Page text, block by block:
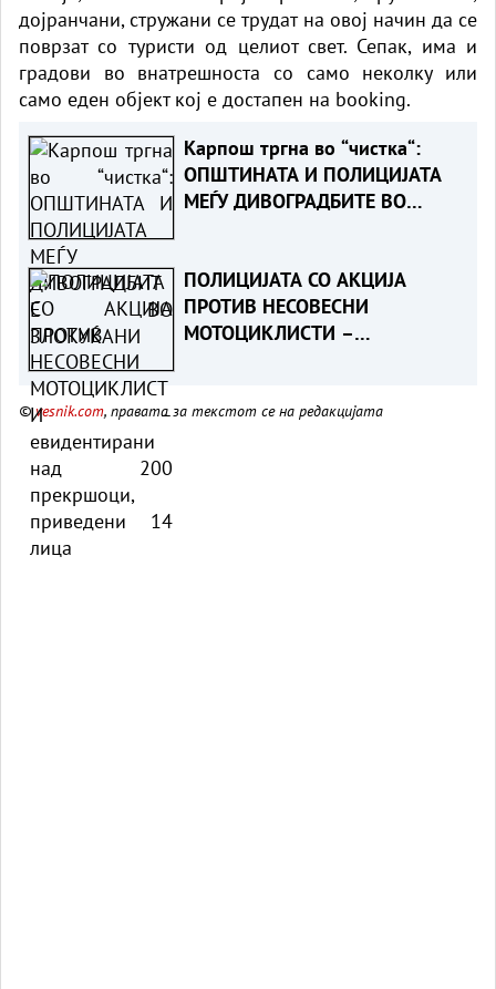
дојранчани, стружани се трудат на овој начин да се
поврзат со туристи од целиот свет. Сепак, има и
градови во внатрешноста со само неколку или
само еден објект кој е достапен на booking.
Карпош тргна во “чистка“:
ОПШТИНАТА И ПОЛИЦИЈАТА
МЕЃУ ДИВОГРАДБИТЕ ВО
ПОЛИЦИЈАТА СО АКЦИЈА
ПРОТИВ НЕСОВЕСНИ
МОТОЦИКЛИСТИ –
лица
©vesnik.com, правата за текстот се на редакцијата